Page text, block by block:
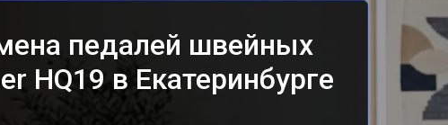
педалей швейных
HQ19 в Екатеринбурге